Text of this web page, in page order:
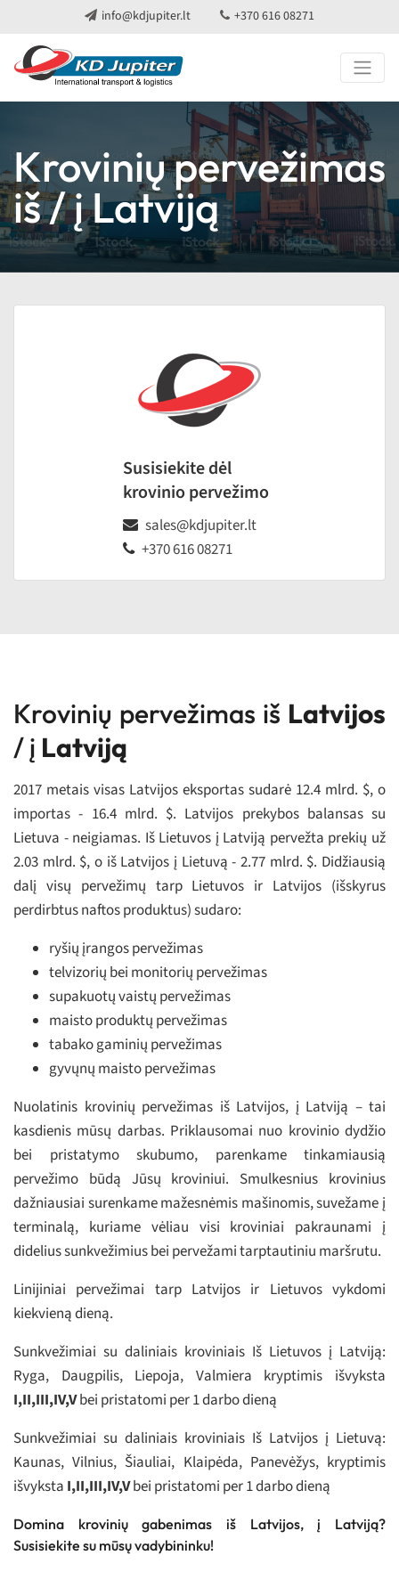
info@kdjupiter.lt +370 616 08271
Krovinių pervežimas
iš / į Latviją
Susisiekite dėl
krovinio pervežimo
sales@kdjupiter.lt
+370 616 08271
Krovinių pervežimas iš Latvijos
/ į Latviją
2017 metais visas Latvijos eksportas sudarė 12.4 mlrd. $, o
importas - 16.4 mlrd. $. Latvijos prekybos balansas su
Lietuva - neigiamas. Iš Lietuvos į Latviją pervežta prekių už
2.03 mlrd. $, o iš Latvijos į Lietuvą - 2.77 mlrd. $. Didžiausią
dalį visų pervežimų tarp Lietuvos ir Latvijos (išskyrus
perdirbtus naftos produktus) sudaro:
ryšių įrangos pervežimas
telvizorių bei monitorių pervežimas
supakuotų vaistų pervežimas
maisto produktų pervežimas
tabako gaminių pervežimas
gyvųnų maisto pervežimas
Nuolatinis krovinių pervežimas iš Latvijos, į Latviją – tai
kasdienis mūsų darbas. Priklausomai nuo krovinio dydžio
bei pristatymo skubumo, parenkame tinkamiausią
pervežimo būdą Jūsų kroviniui. Smulkesnius krovinius
dažniausiai surenkame mažesnėmis mašinomis, suvežame į
terminalą, kuriame vėliau visi kroviniai pakraunami į
didelius sunkvežimius bei pervežami tarptautiniu maršrutu.
Linijiniai pervežimai tarp Latvijos ir Lietuvos vykdomi
kiekvieną dieną.
Sunkvežimiai su daliniais kroviniais Iš Lietuvos į Latviją:
Ryga, Daugpilis, Liepoja, Valmiera kryptimis išvyksta
I,II,III,IV,Vbei pristatomi per 1 darbo dieną
Sunkvežimiai su daliniais kroviniais Iš Latvijos į Lietuvą:
Kaunas, Vilnius, Šiauliai, Klaipėda, Panevėžys, kryptimis
išvyksta I,II,III,IV,Vbei pristatomi per 1 darbo dieną
Domina krovinių gabenimas iš Latvijos, į Latviją?
Susisiekite su mūsų vadybininku!